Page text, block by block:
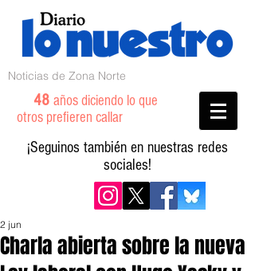
Noticias de Zona Norte
48 años diciendo lo que
otros prefieren callar
¡Seguinos también en nuestras redes
sociales!
Charla abierta sobre la nueva
2 jun